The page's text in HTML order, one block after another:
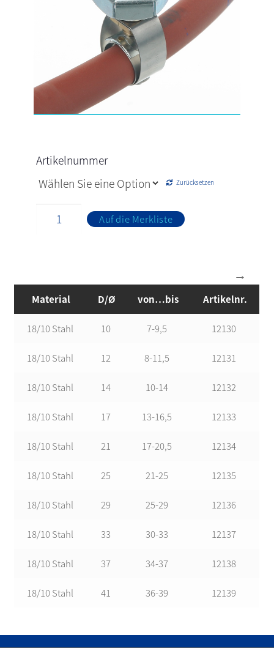
Artikelnummer
Zurücksetzen
Auf die Merkliste
Material D/Ø von…bis Artikelnr.
18/10 Stahl 10 7-9,5 12130
18/10 Stahl 12 8-11,5 12131
18/10 Stahl 14 10-14 12132
18/10 Stahl 17 13-16,5 12133
18/10 Stahl 21 17-20,5 12134
18/10 Stahl 25 21-25 12135
18/10 Stahl 29 25-29 12136
18/10 Stahl 33 30-33 12137
18/10 Stahl 37 34-37 12138
18/10 Stahl 41 36-39 12139